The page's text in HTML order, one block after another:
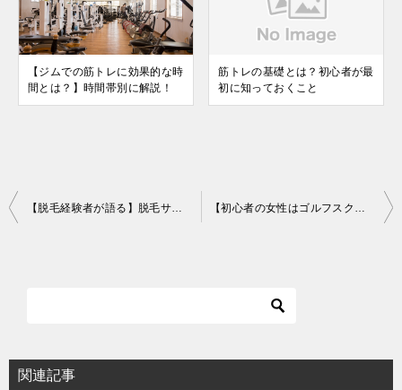
【ジムでの筋トレに効果的な時
間とは？】時間帯別に解説！
筋トレの基礎とは？初心者が最
初に知っておくこと
投
シ
【脱毛経験者が語る】脱毛サロンの最大のメリット・デメリットを解説！ 【初心者の女性はゴルフスクールに通おう！】メリットを徹底解説！
関連記事